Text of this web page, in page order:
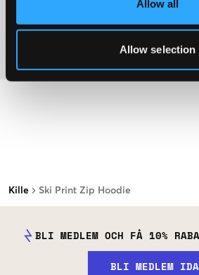
Allow all
Allow selection
Kille Ski Print Zip Hoodie
BLI MEDLEM OCH FÅ 10%
BLI MEDLEM